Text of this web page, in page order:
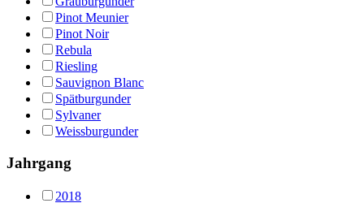
Pinot Meunier
Pinot Noir
Rebula
Riesling
Sauvignon Blanc
Spätburgunder
Sylvaner
Weissburgunder
Jahrgang
2018